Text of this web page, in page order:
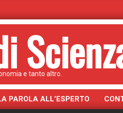
e tanto altro.
PAROLA ALL’ESPERTO